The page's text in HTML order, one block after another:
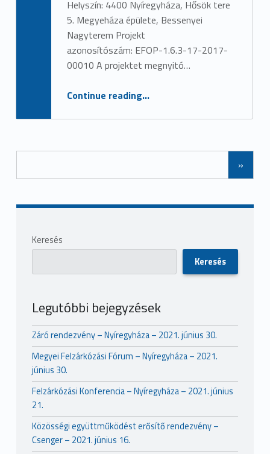
Helyszín: 4400 Nyíregyháza, Hősök tere
5. Megyeháza épülete, Bessenyei
Nagyterem Projekt
azonosítószám: EFOP-1.6.3-17-2017-
00010 A projektet megnyitó…
Continue reading“Projekt nyitórendezvény – Nyíregyháza – 2018. március 6.”…
Posts Navigation
»
Sidebar
Keresés
Keresés
Legutóbbi bejegyzések
Záró rendezvény – Nyíregyháza – 2021. június 30.
Megyei Felzárkózási Fórum – Nyíregyháza – 2021.
június 30.
Felzárkózási Konferencia – Nyíregyháza – 2021. június
21.
Közösségi együttműködést erősítő rendezvény –
Csenger – 2021. június 16.